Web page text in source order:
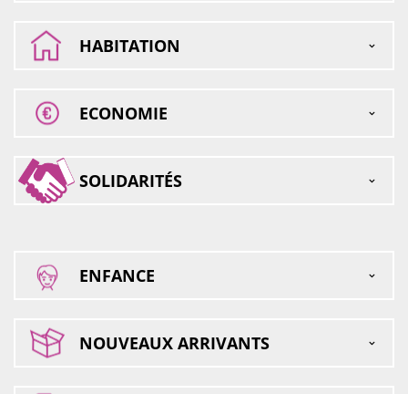
HABITATION
ECONOMIE
SOLIDARITÉS
ENFANCE
NOUVEAUX ARRIVANTS